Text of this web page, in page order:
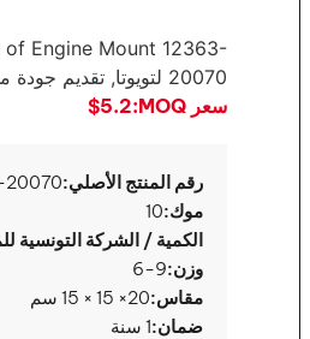
of Engine Mount 12363-
20070 لتويوتا, تقديم جودة موثوقة وأسعار الجملة مباشرة من المصنع.
سعر MOQ:
$5.2
رقم المنتج الأصلي:20070
موك:10
الكمية / الشركة التونسية
وزن:6-9
مقاس:20× 15 × 15 سم
ضمان:1 سنة